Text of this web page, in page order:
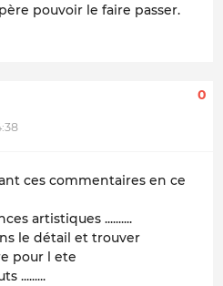
pouvoir le faire passer.
0
ces commentaires en ce
artistiques ..........
le détail et trouver
pour l ete
.........